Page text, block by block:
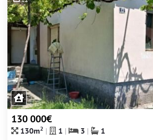
130 000€
130m2 1 3 1